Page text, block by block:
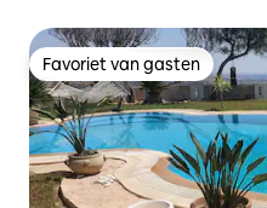
Favoriet van gasten
Favoriet van gasten